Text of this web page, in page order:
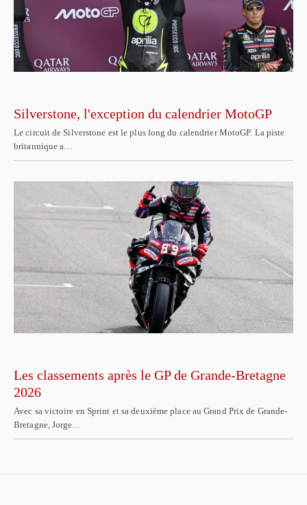
Silverstone, l'exception du calendrier MotoGP
Le circuit de Silverstone est le plus long du calendrier MotoGP. La piste
britannique a…
Les classements après le GP de Grande-Bretagne
2026
Avec sa victoire en Sprint et sa deuxième place au Grand Prix de Grande-
Bretagne, Jorge…